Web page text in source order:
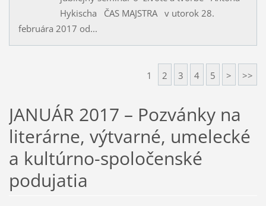
Hykischa ČAS MAJSTRA v utorok 28.
februára 2017 od...
1 2 3 4 5 > >>
JANUÁR 2017 – Pozvánky na
literárne, výtvarné, umelecké
a kultúrno-spoločenské
podujatia